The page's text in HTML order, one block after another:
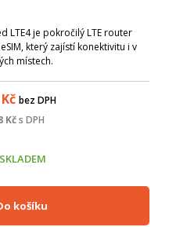
LTE4 je pokročilý LTE router
který zajístí konektivitu i v
místech.
Kč bez DPH
Kčs DPH
SKLADEM
Do košíku